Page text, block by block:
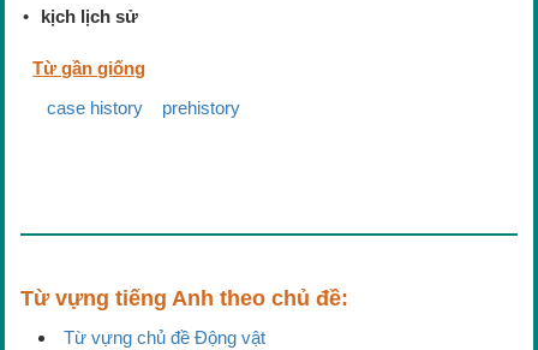
kịch lịch sử
Từ gần giống
case history
prehistory
Từ vựng tiếng Anh theo chủ đề:
Từ vựng chủ đề Động vật